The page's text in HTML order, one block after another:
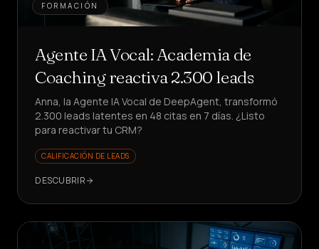
FORMACIÓN
Agente IA Vocal: Academia de
Coaching reactiva 2.300 leads
Anna, la Agente IA Vocal de DeepAgent, transformó
2.300 leads latentes en 48 citas en 7 días. ¿Listo
para reactivar tu CRM?
CALIFICACIÓN DE LEADS
DESCUBRIR